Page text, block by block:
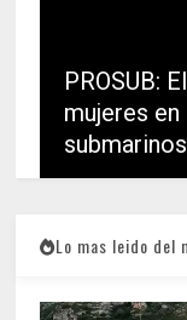
PROSUB:
mujeres
Lo mas leido del